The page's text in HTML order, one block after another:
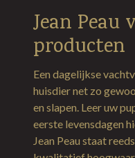
Jean Peau
producten
Een dagelijkse
huisdier net zo
en slapen. Leer uw
eerste levensdagen
Jean Peau staat